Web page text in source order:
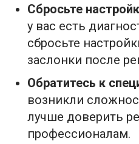
Сбросьте
у вас есть
сбросьте
заслонки после
Обратитесь к
возникли
лучше доверить
профессионалам.